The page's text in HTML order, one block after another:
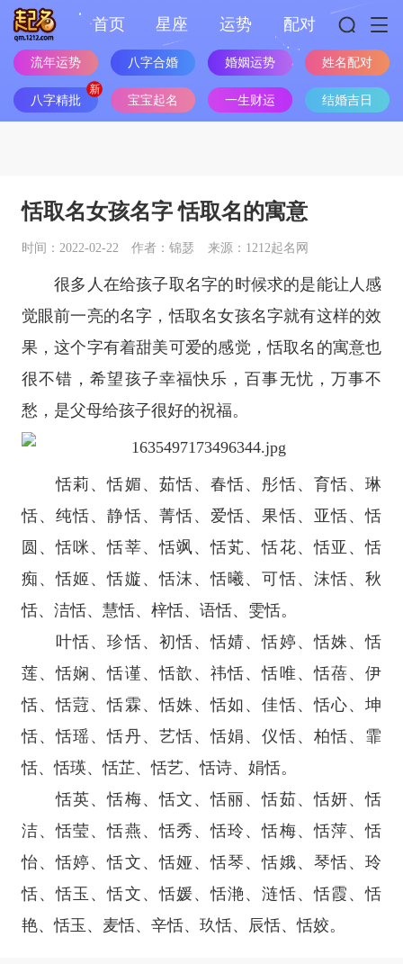
首页 星座 运势 配对
流年运势 八字合婚 婚姻运势 姓名配对
八字精批 宝宝起名 一生财运 结婚吉日
恬取名女孩名字 恬取名的寓意
时间：2022-02-22 作者：锦瑟 来源：1212起名网
很多人在给孩子取名字的时候求的是能让人感
觉眼前一亮的名字，恬取名女孩名字就有这样的效
果，这个字有着甜美可爱的感觉，恬取名的寓意也
很不错，希望孩子幸福快乐，百事无忧，万事不
愁，是父母给孩子很好的祝福。
恬莉、恬媚、茹恬、春恬、彤恬、育恬、琳
恬、纯恬、静恬、菁恬、爱恬、果恬、亚恬、恬
圆、恬咪、恬莘、恬飒、恬芄、恬花、恬亚、恬
痴、恬姬、恬嫙、恬沫、恬曦、可恬、沫恬、秋
恬、洁恬、慧恬、梓恬、语恬、雯恬。
叶恬、珍恬、初恬、恬婧、恬婷、恬姝、恬
莲、恬娴、恬谨、恬歆、祎恬、恬唯、恬蓓、伊
恬、恬蒄、恬霖、恬姝、恬如、佳恬、恬心、坤
恬、恬瑶、恬丹、艺恬、恬娟、仪恬、柏恬、霏
恬、恬瑛、恬芷、恬艺、恬诗、娟恬。
恬英、恬梅、恬文、恬丽、恬茹、恬妍、恬
洁、恬莹、恬燕、恬秀、恬玲、恬梅、恬萍、恬
怡、恬婷、恬文、恬娅、恬琴、恬娥、琴恬、玲
恬、恬玉、恬文、恬媛、恬滟、涟恬、恬霞、恬
艳、恬玉、麦恬、辛恬、玖恬、辰恬、恬姣。